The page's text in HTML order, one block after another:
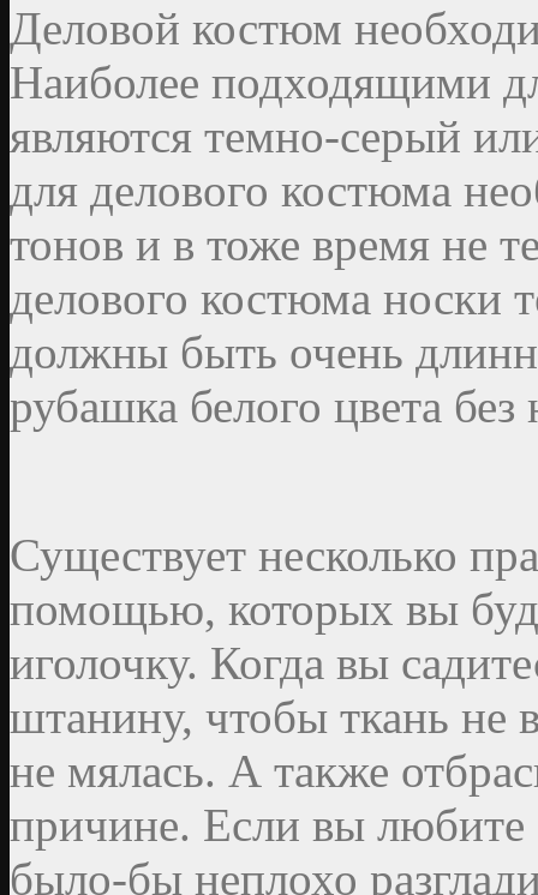
Деловой костюм
Наиболее подходящими
являются темно-серый
для делового костюма
тонов и в тоже время не
делового костюма носки
должны быть очень
рубашка белого цвета
Существует несколько
помощью, которых вы
иголочку. Когда вы
штанину, чтобы ткань не
не мялась. А также
причине. Если вы любите
было-бы неплохо